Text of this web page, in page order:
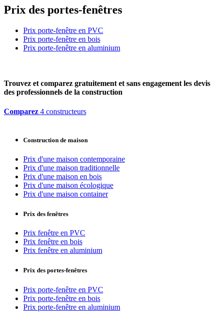
Prix des portes-fenêtres
Prix porte-fenêtre en PVC
Prix porte-fenêtre en bois
Prix porte-fenêtre en aluminium
Trouvez et comparez gratuitement et sans engagement les devis
des professionnels de la construction
Comparez 4 constructeurs
Construction de maison
Prix d'une maison contemporaine
Prix d'une maison traditionnelle
Prix d'une maison en bois
Prix d'une maison écologique
Prix d'une maison container
Prix des fenêtres
Prix fenêtre en PVC
Prix fenêtre en bois
Prix fenêtre en aluminium
Prix des portes-fenêtres
Prix porte-fenêtre en PVC
Prix porte-fenêtre en bois
Prix porte-fenêtre en aluminium